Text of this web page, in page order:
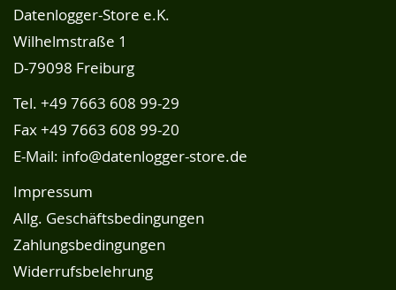
Datenlogger-Store e.K.
Wilhelmstraße 1
D-79098 Freiburg
Tel. +49 7663 608 99-29
Fax +49 7663 608 99-20
E-Mail: info@datenlogger-store.de
Impressum
Allg. Geschäftsbedingungen
Zahlungsbedingungen
Widerrufsbelehrung